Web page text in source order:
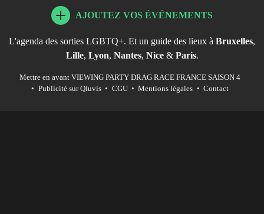
AJOUTEZ VOS ÉVÉNEMENTS
L'agenda des sorties LGBTQ+. Et un guide des lieux à Bruxelles,
Lille, Lyon, Nantes, Nice& Paris.
Mettre en avant VIEWING PARTY DRAG RACE FRANCE SAISON 4
• Publicité sur Qluvis • CGU • Mentions légales • Contact